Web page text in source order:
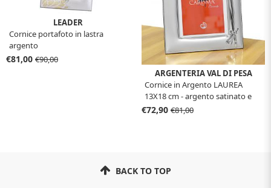
LEADER
Cornice portafoto in lastra
argento
€81,00 €90,00
ARGENTERIA VAL DI PESA
Cornice in Argento LAUREA
13X18 cm - argento satinato e
lucido
€72,90 €81,00
BACK TO TOP